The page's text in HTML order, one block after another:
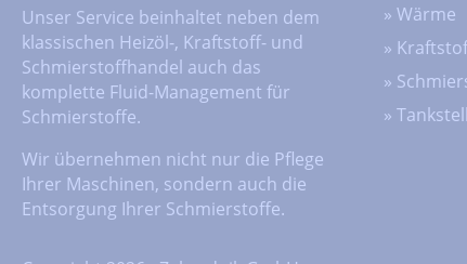
Unser Service beinhaltet neben dem
klassischen Heizöl-, Kraftstoff- und
Schmierstoffhandel auch das
komplette Fluid-Management für
Schmierstoffe.
Wir übernehmen nicht nur die Pflege
Ihrer Maschinen, sondern auch die
Entsorgung Ihrer Schmierstoffe.
»Wärme
»
»
»